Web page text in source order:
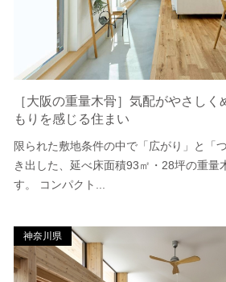
［大阪の重量木骨］気配がやさし
もりを感じる住まい
限られた敷地条件の中で「広がり」と「
き出した、延べ床面積93㎡・28坪の重量
す。 コンパクト...
神奈川県